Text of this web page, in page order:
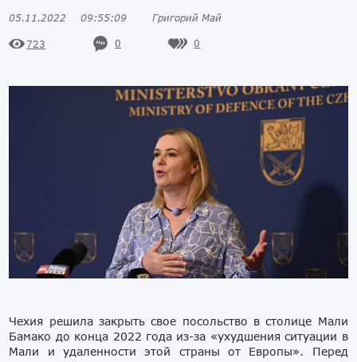
05.11.2022 09:55:09 Григорий Май
723 0 0
Чехия решила закрыть свое посольство в столице Мали
Бамако до конца 2022 года из-за «ухудшения ситуации в
Мали и удаленности этой страны от Европы». Перед